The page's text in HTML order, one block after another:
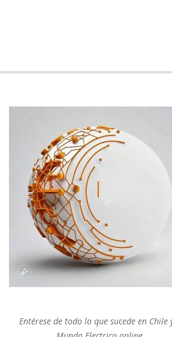
Entérese de todo lo que sucede en Chile